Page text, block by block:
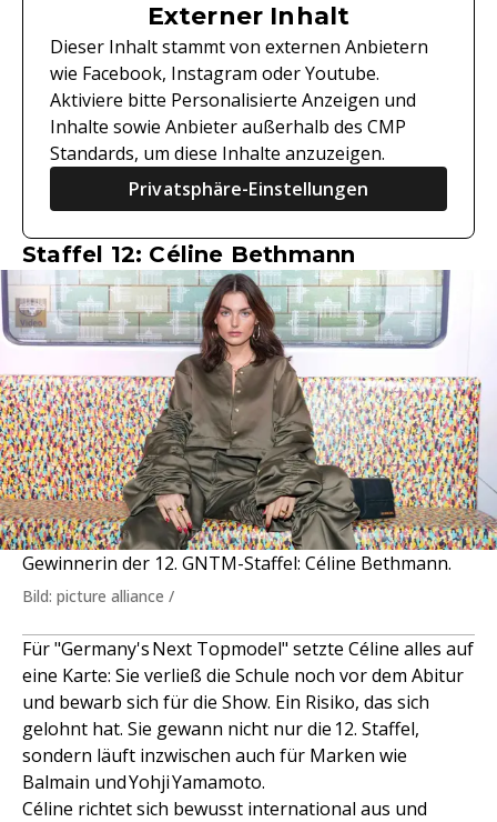
Externer Inhalt
Dieser Inhalt stammt von externen Anbietern
wie Facebook, Instagram oder Youtube.
Aktiviere bitte Personalisierte Anzeigen und
Inhalte sowie Anbieter außerhalb des CMP
Standards, um diese Inhalte anzuzeigen.
Privatsphäre-Einstellungen
Staffel 12: Céline Bethmann
Gewinnerin der 12. GNTM-Staffel: Céline Bethmann.
Bild: picture alliance /
Für "Germany's Next Topmodel" setzte Céline alles auf
eine Karte: Sie verließ die Schule noch vor dem Abitur
und bewarb sich für die Show. Ein Risiko, das sich
gelohnt hat. Sie gewann nicht nur die 12. Staffel,
sondern läuft inzwischen auch für Marken wie
Balmain und Yohji Yamamoto.
Céline richtet sich bewusst international aus und